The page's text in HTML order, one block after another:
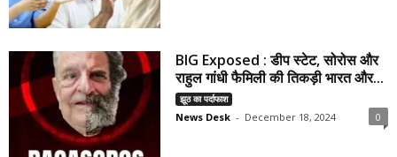
BIG Exposed : डीप स्टेट, सोरोस और
राहुल गांधी फैमिली की तिकड़ी भारत और...
झूठ का पर्दाफाश
News Desk - December 18, 2024 0